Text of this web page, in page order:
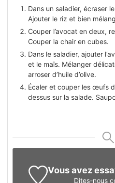
Dans un saladier, écraser
Ajouter le riz et bien
Couper l’avocat en deux,
Couper la chair en cubes.
Dans le saladier, ajouter
et le maïs. Mélanger
arroser d’huile d’olive.
Écaler et couper les œufs
dessus sur la salade.
Vous avez
Dites-nous